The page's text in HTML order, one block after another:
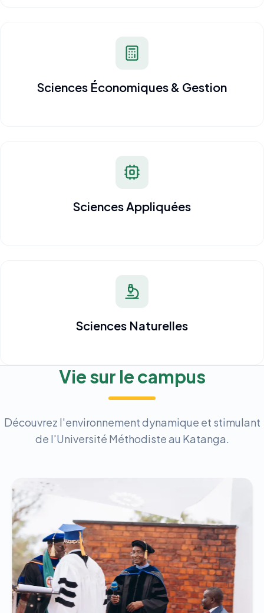
Sciences Économiques & Gestion
Sciences Appliquées
Sciences Naturelles
Vie sur le campus
Découvrez l'environnement dynamique et stimulant
de l'Université Méthodiste au Katanga.